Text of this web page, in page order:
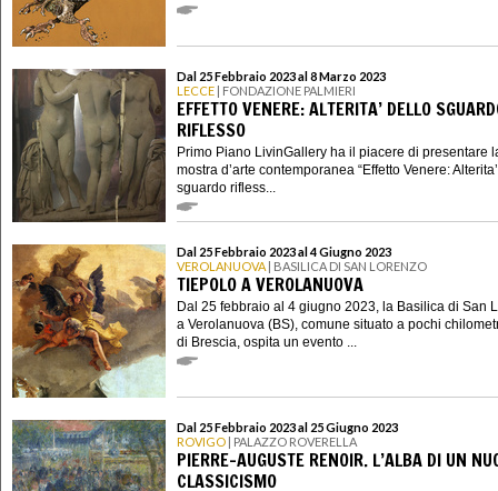
Dal 25 Febbraio 2023 al 8 Marzo 2023
LECCE | FONDAZIONE PALMIERI
EFFETTO VENERE: ALTERITA’ DELLO
RIFLESSO
Primo Piano LivinGallery ha il piacere di presentare
mostra d’arte contemporanea “Effetto Venere:
sguardo rifless...
Dal 25 Febbraio 2023 al 4 Giugno 2023
VEROLANUOVA | BASILICA DI SAN LORENZO
TIEPOLO A VEROLANUOVA
Dal 25 febbraio al 4 giugno 2023, la Basilica di San
a Verolanuova (BS), comune situato a pochi
di Brescia, ospita un evento ...
Dal 25 Febbraio 2023 al 25 Giugno 2023
ROVIGO | PALAZZO ROVERELLA
PIERRE-AUGUSTE RENOIR. L’ALBA DI UN
CLASSICISMO